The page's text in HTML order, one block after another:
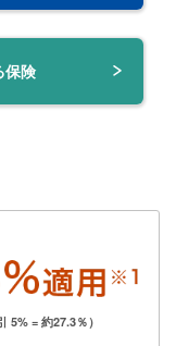
保険
5% = 約27.3％）